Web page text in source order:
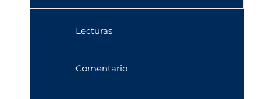
Lecturas
Comentario